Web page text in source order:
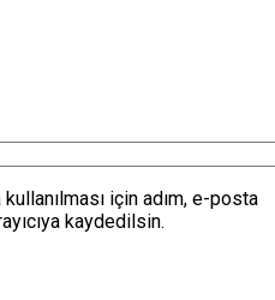
için adım, e-posta
kaydedilsin.